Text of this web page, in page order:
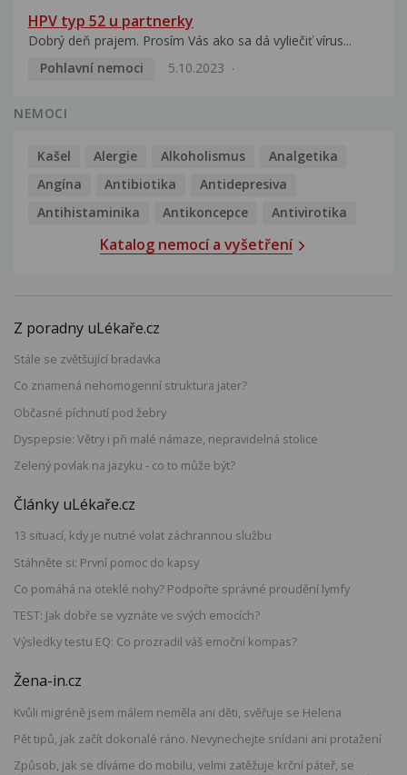
HPV typ 52 u partnerky
Dobrý deň prajem. Prosím Vás ako sa dá vyliečiť vírus...
Pohlavní nemoci
5.10.2023
NEMOCI
Kašel Alergie Alkoholismus
Analgetika
Angína
Antibiotika
Antidepresiva
Antihistaminika
Antikoncepce Antivirotika
Katalog nemocí a vyšetření
Z poradny uLékaře.cz
Stále se zvětšující bradavka
Co znamená nehomogenní struktura jater?
Občasné píchnutí pod žebry
Dyspepsie: Větry i při malé námaze, nepravidelná stolice
Zelený povlak na jazyku - co to může být?
Články uLékaře.cz
13 situací, kdy je nutné volat záchrannou službu
Stáhněte si: První pomoc do kapsy
Co pomáhá na oteklé nohy? Podpořte správné proudění lymfy
TEST: Jak dobře se vyznáte ve svých emocích?
Výsledky testu EQ: Co prozradil váš emoční kompas?
Žena-in.cz
Kvůli migréně jsem málem neměla ani děti, svěřuje se Helena
Pět tipů, jak začít dokonalé ráno. Nevynechejte snídani ani protažení
Způsob, jak se díváme do mobilu, velmi zatěžuje krční páteř, se